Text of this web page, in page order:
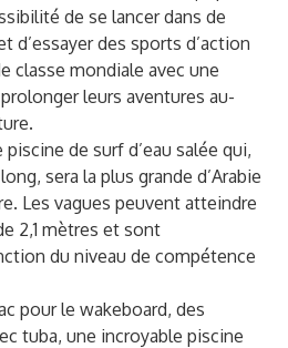
de se lancer dans de
d’essayer des sports d’action
classe mondiale avec une
leurs aventures au-
de surf d’eau salée qui,
sera la plus grande d’Arabie
Les vagues peuvent atteindre
2,1 mètres et sont
du niveau de compétence
pour le wakeboard, des
tuba, une incroyable piscine